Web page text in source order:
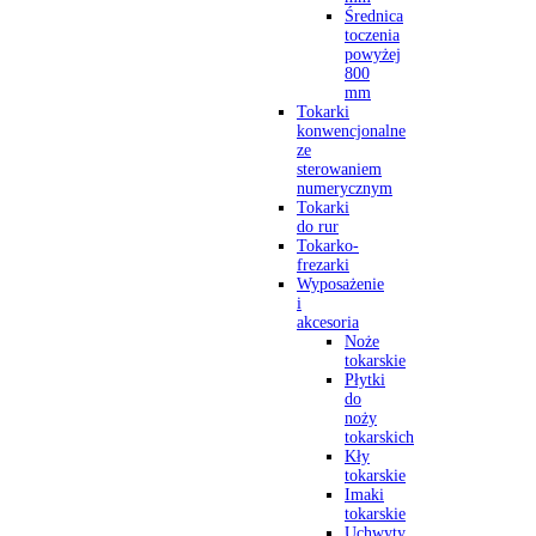
Średnica
toczenia
powyżej
800
mm
Tokarki
konwencjonalne
ze
sterowaniem
numerycznym
Tokarki
do rur
Tokarko-
frezarki
Wyposażenie
i
akcesoria
Noże
tokarskie
Płytki
do
noży
tokarskich
Kły
tokarskie
Imaki
tokarskie